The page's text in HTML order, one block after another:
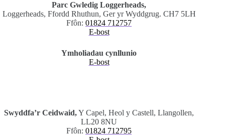
Parc Gwledig Loggerheads,
Loggerheads, Ffordd Rhuthun, Ger yr Wyddgrug. CH7 5LH
Ffôn:01824 712757
E-bost
Ymholiadau cynllunio
E-bost
Swyddfa’r Ceidwaid,Y Capel, Heol y Castell, Llangollen,
LL20 8NU
Ffôn:01824 712795